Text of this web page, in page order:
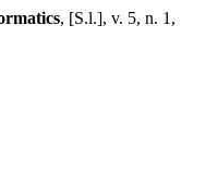
, [S.l.], v. 5, n. 1,